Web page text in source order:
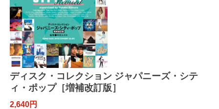
ディスク・コレクション ジャパニーズ・シテ
ィ・ポップ［増補改訂版］
2,640円